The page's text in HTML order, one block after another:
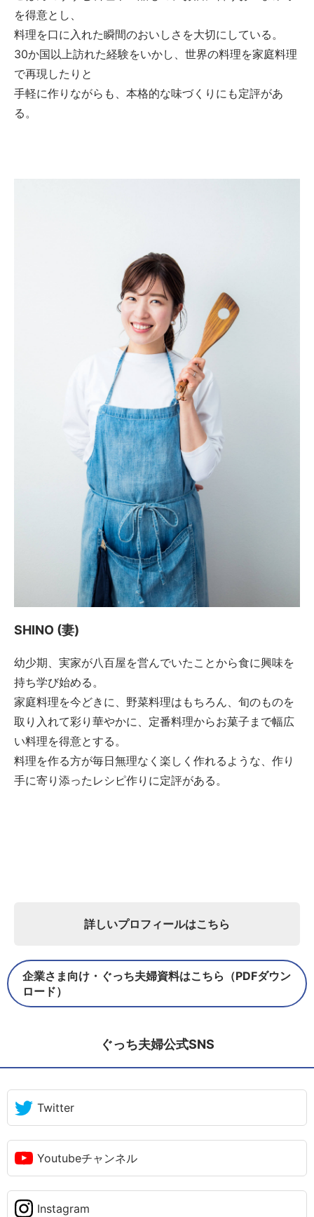
を得意とし、
料理を口に入れた瞬間のおいしさを大切にしている。
30か国以上訪れた経験をいかし、世界の料理を家庭料理
で再現したりと
手軽に作りながらも、本格的な味づくりにも定評があ
る。
SHINO (妻)
幼少期、実家が八百屋を営んでいたことから食に興味を
持ち学び始める。
家庭料理を今どきに、野菜料理はもちろん、旬のものを
取り入れて彩り華やかに、定番料理からお菓子まで幅広
い料理を得意とする。
料理を作る方が毎日無理なく楽しく作れるような、作り
手に寄り添ったレシピ作りに定評がある。
詳しいプロフィールはこちら
企業さま向け・ぐっち夫婦資料はこちら（PDFダウン
ロード）
ぐっち夫婦公式SNS
Twitter
Youtubeチャンネル
Instagram